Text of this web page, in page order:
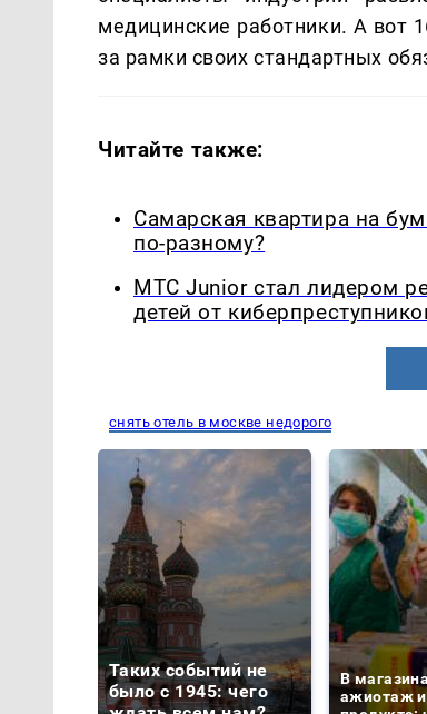
медицинские работники. А вот
за рамки своих стандартных
Читайте также:
Самарская квартира на
по-разному?
МТС Junior стал лидером
детей от
снять отель в москве недорого
Таких событий не
было с 1945: чего
В
ажиотаж